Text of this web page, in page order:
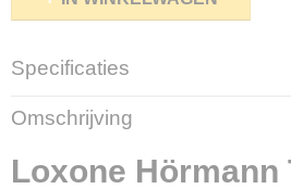
Specificaties
Productcode leverancier
100592
Omschrijving
Loxone